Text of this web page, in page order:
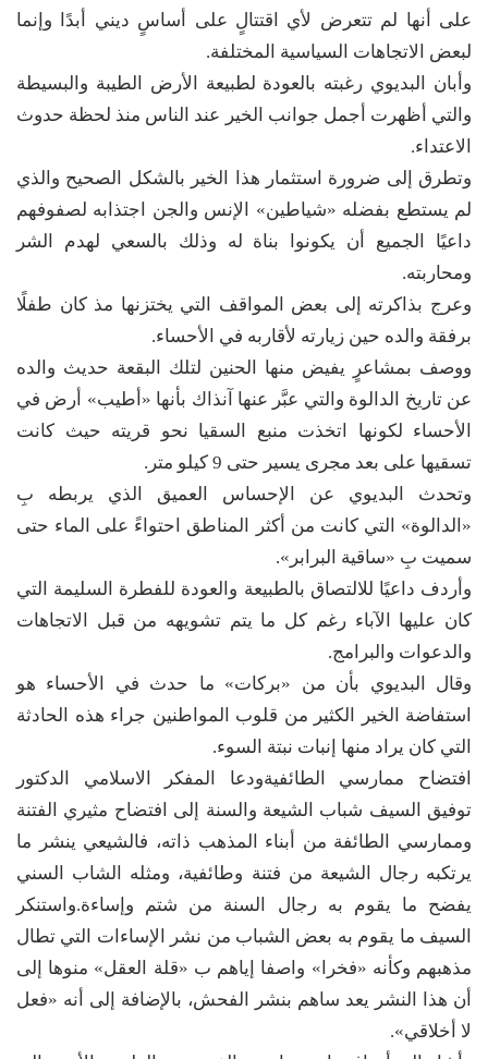
على أنها لم تتعرض لأي اقتتالٍ على أساسٍ ديني أبدًا وإنما
لبعض الاتجاهات السياسية المختلفة.
وأبان البديوي رغبته بالعودة لطبيعة الأرض الطيبة والبسيطة
والتي أظهرت أجمل جوانب الخير عند الناس منذ لحظة حدوث
الاعتداء.
وتطرق إلى ضرورة استثمار هذا الخير بالشكل الصحيح والذي
لم يستطع بفضله «شياطين» الإنس والجن اجتذابه لصفوفهم
داعيًا الجميع أن يكونوا بناة له وذلك بالسعي لهدم الشر
ومحاربته.
وعرج بذاكرته إلى بعض المواقف التي يختزنها مذ كان طفلًا
برفقة والده حين زيارته لأقاربه في الأحساء.
ووصف بمشاعرٍ يفيض منها الحنين لتلك البقعة حديث والده
عن تاريخ الدالوة والتي عبَّر عنها آنذاك بأنها «أطيب» أرض في
الأحساء لكونها اتخذت منبع السقيا نحو قريته حيث كانت
تسقيها على بعد مجرى يسير حتى 9 كيلو متر.
وتحدث البديوي عن الإحساس العميق الذي يربطه بِ
«الدالوة» التي كانت من أكثر المناطق احتواءً على الماء حتى
سميت بِ «ساقية البرابر».
وأردف داعيًا للالتصاق بالطبيعة والعودة للفطرة السليمة التي
كان عليها الآباء رغم كل ما يتم تشويهه من قبل الاتجاهات
والدعوات والبرامج.
وقال البديوي بأن من «بركات» ما حدث في الأحساء هو
استفاضة الخير الكثير من قلوب المواطنين جراء هذه الحادثة
التي كان يراد منها إنبات نبتة السوء.
افتضاح ممارسي الطائفيةودعا المفكر الاسلامي الدكتور
توفيق السيف شباب الشيعة والسنة إلى افتضاح مثيري الفتنة
وممارسي الطائفة من أبناء المذهب ذاته، فالشيعي ينشر ما
يرتكبه رجال الشيعة من فتنة وطائفية، ومثله الشاب السني
يفضح ما يقوم به رجال السنة من شتم وإساءة.واستنكر
السيف ما يقوم به بعض الشباب من نشر الإساءات التي تطال
مذهبهم وكأنه «فخرا» واصفا إياهم ب «قلة العقل» منوها إلى
أن هذا النشر يعد ساهم بنشر الفحش، بالإضافة إلى أنه «فعل
لا أخلاقي».